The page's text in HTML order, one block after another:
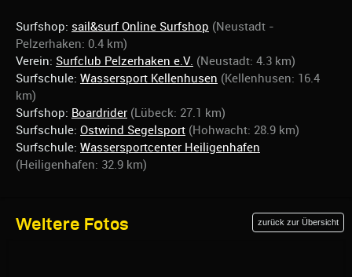
Surfshop: sail&surf Online Surfshop (Neustadt -
Pelzerhaken: 0.4 km)
Verein: Surfclub Pelzerhaken e.V. (Neustadt: 4.3 km)
Surfschule: Wassersport Kellenhusen (Kellenhusen: 16.4
km)
Surfshop: Boardrider (Lübeck: 27.1 km)
Surfschule: Ostwind Segelsport (Hohwacht: 28.9 km)
Surfschule: Wassersportcenter Heiligenhafen
(Heiligenhafen: 32.9 km)
Weitere Fotos zurück zur Übersicht